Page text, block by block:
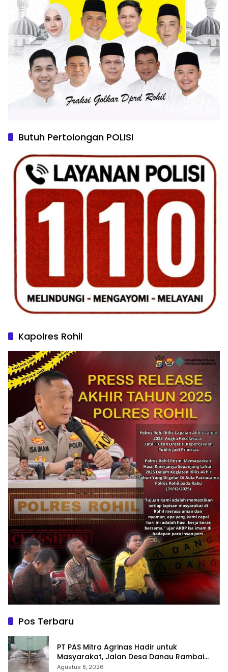
Butuh Pertolongan POLISI
Kapolres Rohil
Pos Terbaru
‎PT PAS Mitra Agrinas Hadir untuk
Masyarakat, Jalan Desa Danau Rambai
Dirawat dan Disiram
Agustus 8, 2026